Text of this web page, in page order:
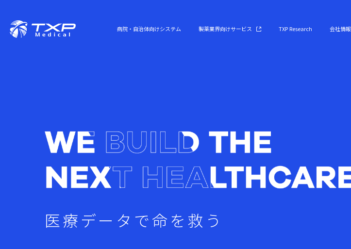
医療データで命を救う
救急隊／医療連携システム
オンコロジーDBシステム
経営陣紹介
私たちの思い
オウンドメディア
Webinar・イベント情報
病院・自治体向けシステム 製薬業界向けサービス TXP Research 会社情報